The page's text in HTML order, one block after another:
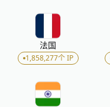
法国
1,858,277个 IP